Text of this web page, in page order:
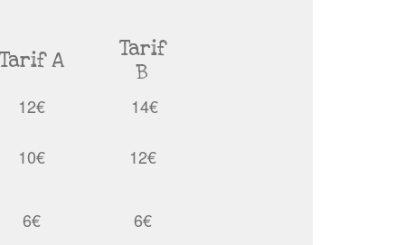
Tarif A
Tarif
B
12€ 14€
10€ 12€
6€ 6€